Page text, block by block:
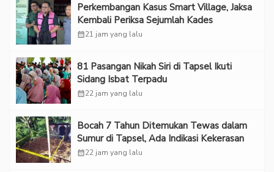
Perkembangan Kasus Smart Village, Jaksa
Kembali Periksa Sejumlah Kades
calendar_month21 jam yang lalu
81 Pasangan Nikah Siri di Tapsel Ikuti
Sidang Isbat Terpadu
calendar_month22 jam yang lalu
Bocah 7 Tahun Ditemukan Tewas dalam
Sumur di Tapsel, Ada Indikasi Kekerasan
calendar_month22 jam yang lalu